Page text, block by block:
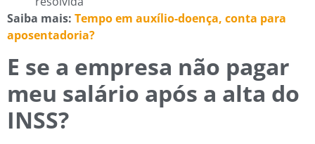
Saiba mais: Tempo em auxílio-doença, conta para
aposentadoria?
E se a empresa não pagar
meu salário após a alta do
INSS?